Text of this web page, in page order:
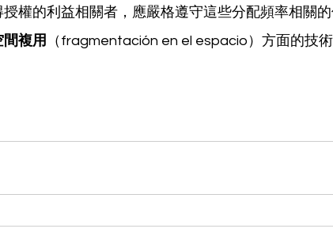
權的利益相關者，應嚴格遵守這些分配頻率相關
複用
（fragmentación en el espacio）方面的技